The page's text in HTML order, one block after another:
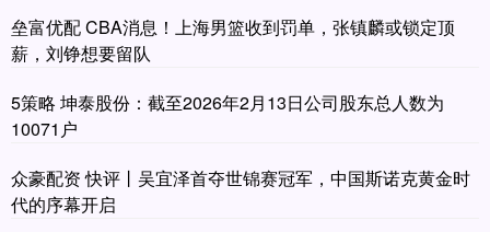
垒富优配 CBA消息！上海男篮收到罚单，张镇麟或锁定顶
薪，刘铮想要留队
5策略 坤泰股份：截至2026年2月13日公司股东总人数为
10071户
众豪配资 快评丨吴宜泽首夺世锦赛冠军，中国斯诺克黄金时
代的序幕开启